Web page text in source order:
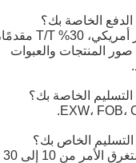
المنتجات والعبوات